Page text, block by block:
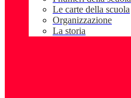
Le carte della scuola
Organizzazione
La storia